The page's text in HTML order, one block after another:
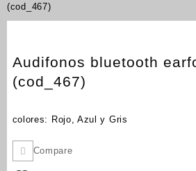
(cod_467)
Audifonos bluetooth
(cod_467)
colores: Rojo, Azul y Gris
Compare